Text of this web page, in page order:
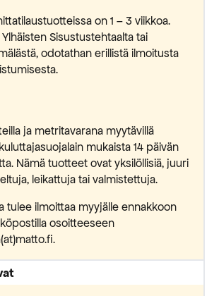
on 1 – 3 viikkoa.
Sisustustehtaalta tai
odotathan erillistä ilmoitusta
ja metritavarana myytävillä
mukaista 14 päivän
Nämä tuotteet ovat yksilöllisiä, juuri
leikattuja tai valmistettuja.
tulee ilmoittaa myyjälle ennakkoon
osoitteeseen